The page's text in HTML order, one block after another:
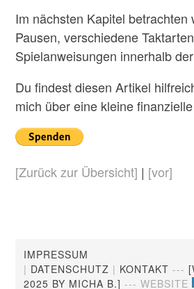
Im nächsten Kapitel betrachten
Pausen, verschiedene
Spielanweisungen innerhalb
Du findest diesen Artikel
mich über eine kleine
[Zurück zur Übersicht] | [vor]
IMPRESSUM
| DATENSCHUTZ | KONTAKT ---
2025 BY MICHA B.] --- WEBSITE